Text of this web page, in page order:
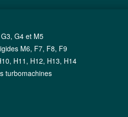
G4 et M5
M6, F7, F8, F9
H11, H12, H13, H14
turbomachines